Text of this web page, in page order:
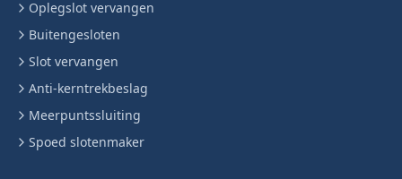
Oplegslot vervangen
Buitengesloten
Slot vervangen
Anti-kerntrekbeslag
Meerpuntssluiting
Spoed slotenmaker